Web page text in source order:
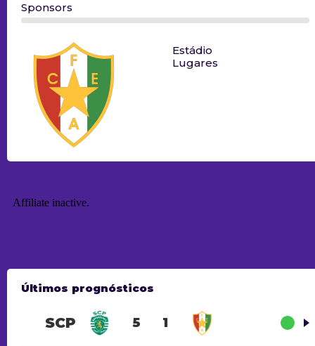
Sponsors
Estádio
Lugares
Últimos prognósticos
SCP 5 1